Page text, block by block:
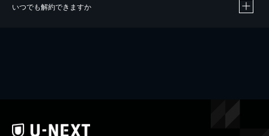
いつでも解約できますか